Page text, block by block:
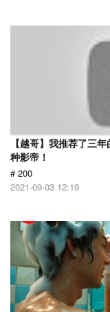
【越哥】我推荐了三
种影帝！
# 200
2021-09-03 12:19